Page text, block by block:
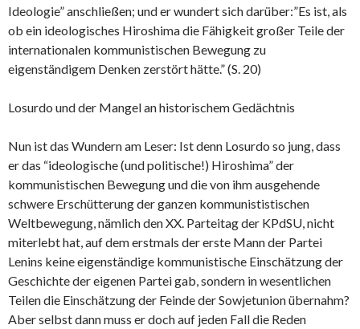
Ideologie” anschließen; und er wundert sich darüber:”Es ist, als
ob ein ideologisches Hiroshima die Fähigkeit großer Teile der
internationalen kommunistischen Bewegung zu
eigenständigem Denken zerstört hätte.” (S. 20)
Losurdo und der Mangel an historischem Gedächtnis
Nun ist das Wundern am Leser: Ist denn Losurdo so jung, dass
er das “ideologische (und politische!) Hiroshima” der
kommunistischen Bewegung und die von ihm ausgehende
schwere Erschütterung der ganzen kommunististischen
Weltbewegung, nämlich den XX. Parteitag der KPdSU, nicht
miterlebt hat, auf dem erstmals der erste Mann der Partei
Lenins keine eigenständige kommunistische Einschätzung der
Geschichte der eigenen Partei gab, sondern in wesentlichen
Teilen die Einschätzung der Feinde der Sowjetunion übernahm?
Aber selbst dann muss er doch auf jeden Fall die Reden